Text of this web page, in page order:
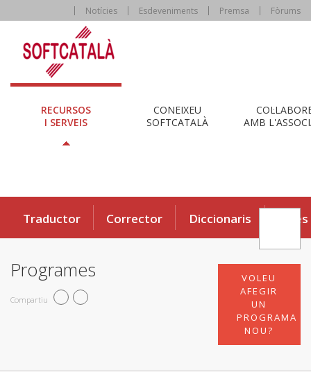
Notícies Esdeveniments Premsa Fòrums
RECURSOS
I SERVEIS
CONEIXEU
SOFTCATALÀ
AMB
Traductor Corrector Diccionaris Eines
Programes
Compartiu
VOLEU
AFEGIR
UN
PROGRAMA
NOU?